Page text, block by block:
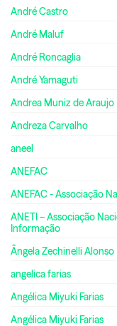
André Castro
André Maluf
André Roncaglia
André Yamaguti
Andrea Muniz de Araujo
Andreza Carvalho
aneel
ANEFAC
ANEFAC - Associação
ANETI – Associação
Informação
Ângela Zechinelli Alonso
angelica farias
Angélica Miyuki Farias
Angélica Miyuki Farias